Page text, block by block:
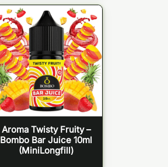
Aroma Twisty Fruity –
Bombo Bar Juice 10ml
(MiniLongfill)